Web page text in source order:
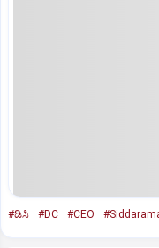
#ಡಿಸಿ #DC #CEO